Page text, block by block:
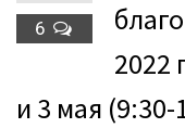
6
2022
и 3 мая (9:30-